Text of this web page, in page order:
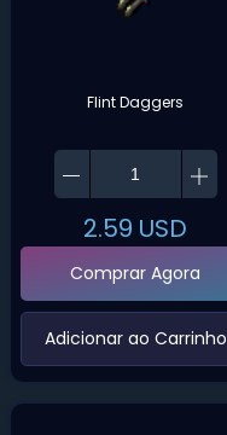
Flint Daggers
2.59 USD
Comprar Agora
‌Adicionar ao Carrinho‌